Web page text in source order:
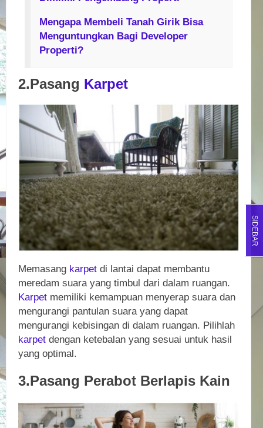
Mengapa Membeli Tanah Girik Bisa
Menguntungkan Bagi Developer
Properti?
2.Pasang Karpet
Memasang karpet di lantai dapat membantu
meredam suara yang timbul dari dalam ruangan.
Karpet memiliki kemampuan menyerap suara dan
mengurangi pantulan suara yang dapat
mengurangi kebisingan di dalam ruangan. Pilihlah
karpet dengan ketebalan yang sesuai untuk hasil
yang optimal.
3.Pasang Perabot Berlapis Kain
SIDEBAR